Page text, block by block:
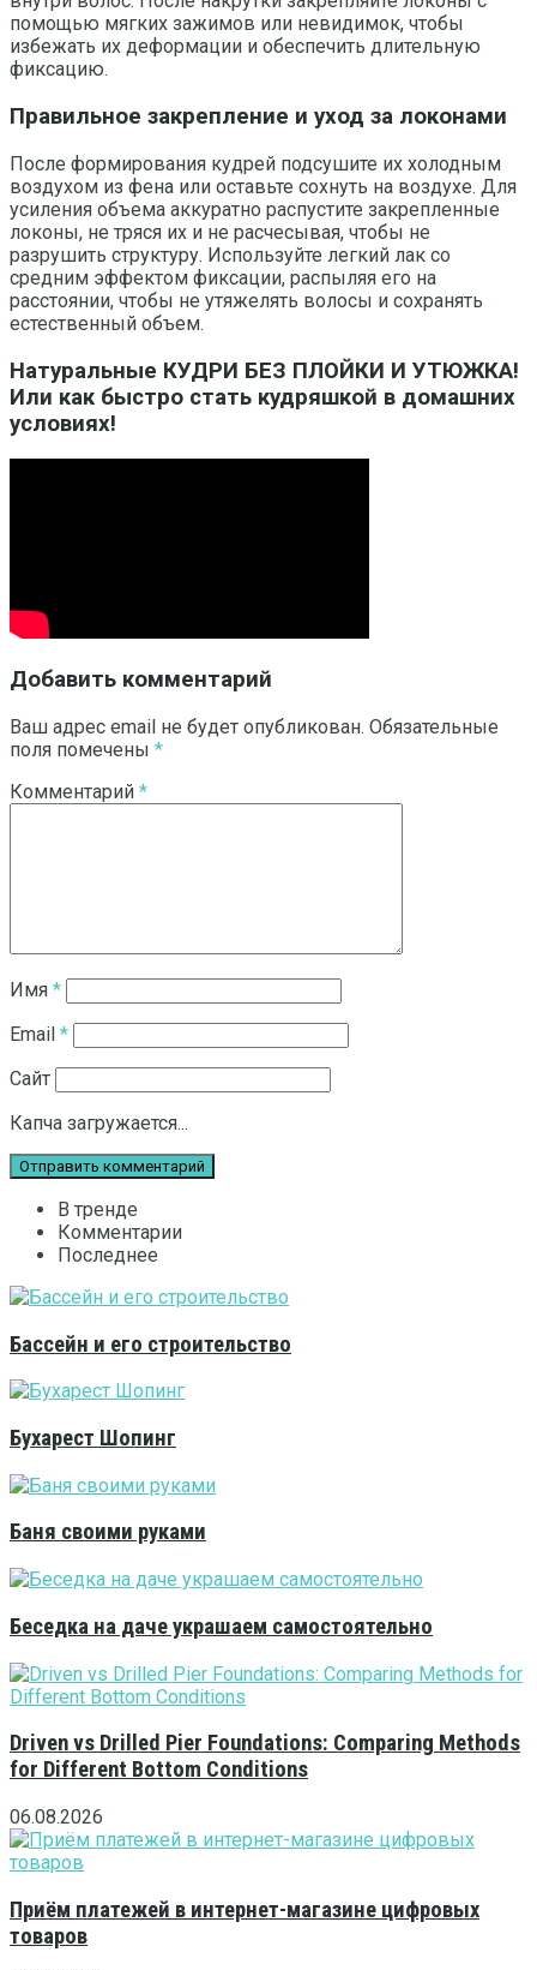
помощью мягких зажимов или невидимок, чтобы
избежать их деформации и обеспечить длительную
фиксацию.
Правильное закрепление и уход за локонами
После формирования кудрей подсушите их холодным
воздухом из фена или оставьте сохнуть на воздухе. Для
усиления объема аккуратно распустите закрепленные
локоны, не тряся их и не расчесывая, чтобы не
разрушить структуру. Используйте легкий лак со
средним эффектом фиксации, распыляя его на
расстоянии, чтобы не утяжелять волосы и сохранять
естественный объем.
Натуральные КУДРИ БЕЗ ПЛОЙКИ И УТЮЖКА!
Или как быстро стать кудряшкой в домашних
условиях!
Добавить комментарий
Ваш адрес email не будет опубликован. Обязательные
поля помечены *
Комментарий *
Имя *
Email *
Сайт
Капча загружается...
В тренде
Комментарии
Последнее
Бассейн и его строительство
Бухарест Шопинг
Баня своими руками
Беседка на даче украшаем самостоятельно
Driven vs Drilled Pier Foundations: Comparing Methods
for Different Bottom Conditions
06.08.2026
Приём платежей в интернет-магазине цифровых
товаров